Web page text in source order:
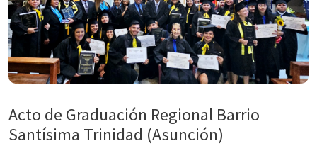
Acto de Graduación Regional Barrio
Santísima Trinidad (Asunción)